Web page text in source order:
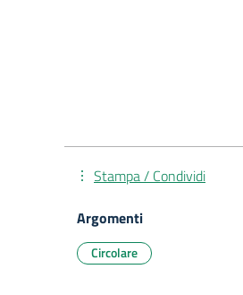
Stampa / Condividi
Argomenti
Circolare